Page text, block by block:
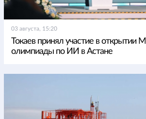
03 августа, 15:20
Токаев принял участие в открытии
олимпиады по ИИ в Астане